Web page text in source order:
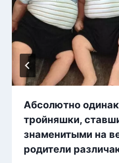
Абсолютно
тройняшки,
знаменитыми на
родители